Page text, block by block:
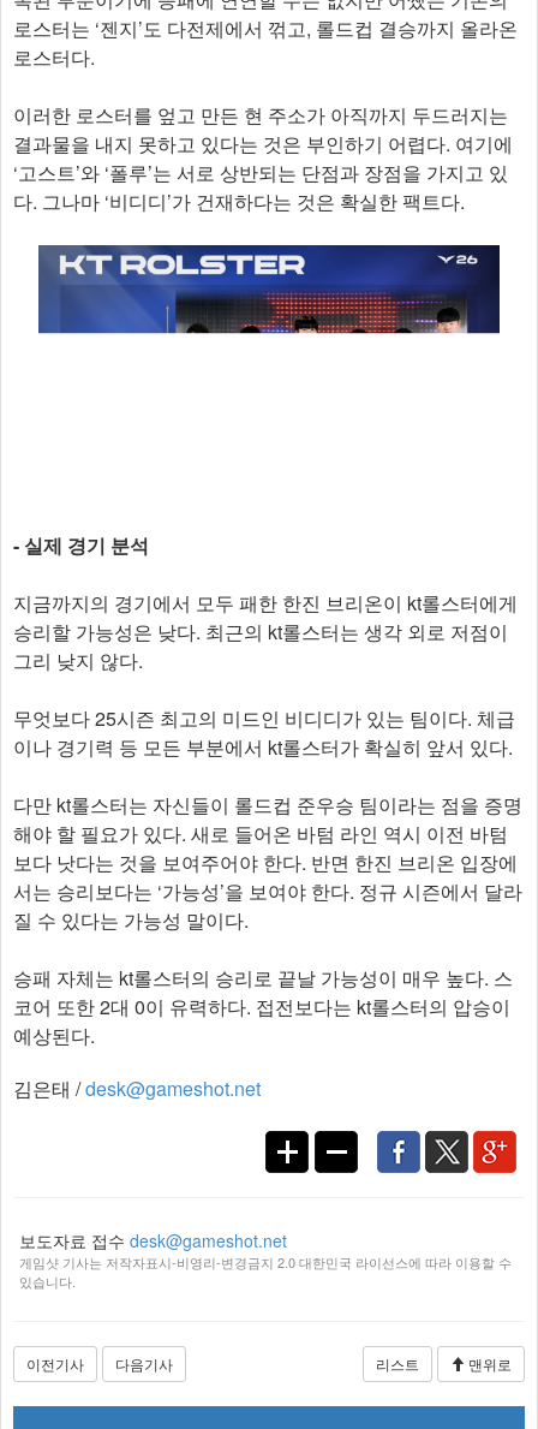
로스터는 ‘젠지’도 다전제에서 꺾고, 롤드컵 결승까지 올라온
로스터다.
이러한 로스터를 엎고 만든 현 주소가 아직까지 두드러지는
결과물을 내지 못하고 있다는 것은 부인하기 어렵다. 여기에
‘고스트’와 ‘폴루’는 서로 상반되는 단점과 장점을 가지고 있
다. 그나마 ‘비디디’가 건재하다는 것은 확실한 팩트다.
- 실제 경기 분석
지금까지의 경기에서 모두 패한 한진 브리온이 kt롤스터에게
승리할 가능성은 낮다. 최근의 kt롤스터는 생각 외로 저점이
그리 낮지 않다.
무엇보다 25시즌 최고의 미드인 비디디가 있는 팀이다. 체급
이나 경기력 등 모든 부분에서 kt롤스터가 확실히 앞서 있다.
다만 kt롤스터는 자신들이 롤드컵 준우승 팀이라는 점을 증명
해야 할 필요가 있다. 새로 들어온 바텀 라인 역시 이전 바텀
보다 낫다는 것을 보여주어야 한다. 반면 한진 브리온 입장에
서는 승리보다는 ‘가능성’을 보여야 한다. 정규 시즌에서 달라
질 수 있다는 가능성 말이다.
승패 자체는 kt롤스터의 승리로 끝날 가능성이 매우 높다. 스
코어 또한 2대 0이 유력하다. 접전보다는 kt롤스터의 압승이
예상된다.
김은태 /desk@gameshot.net
보도자료 접수 desk@gameshot.net
게임샷 기사는 저작자표시-비영리-변경금지 2.0 대한민국 라이선스에 따라 이용할 수
있습니다.
이전기사 다음기사 리스트 맨위로